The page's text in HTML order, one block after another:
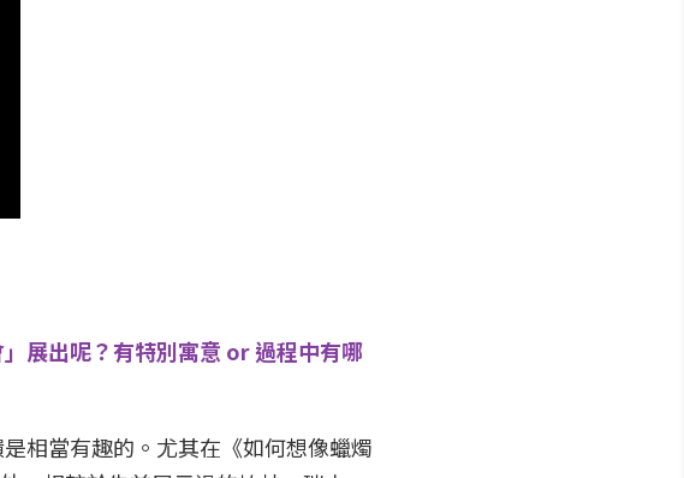
展出呢？有特別寓意 or 過程中有哪
相當有趣的。尤其在《如何想像蠟燭